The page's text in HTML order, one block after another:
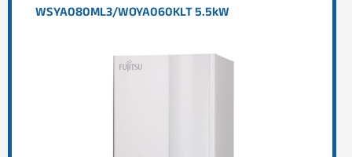
WSYA080ML3/WOYA060KLT 5.5kW